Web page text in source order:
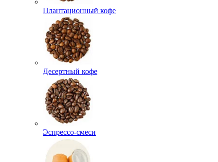
Плантационный кофе
Десертный кофе
Эспрессо-смеси